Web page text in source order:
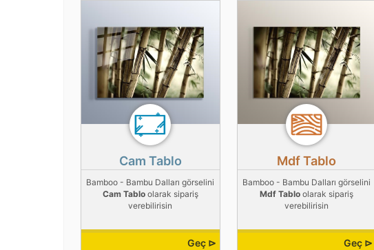
Cam Tablo
Bamboo - Bambu Dalları görselini
Cam Tabloolarak sipariş
verebilirisin
Geç ⊳
Mdf Tablo
Bamboo - Bambu Dalları görselini
Mdf Tablo olarak sipariş
verebilirisin
Geç ⊳